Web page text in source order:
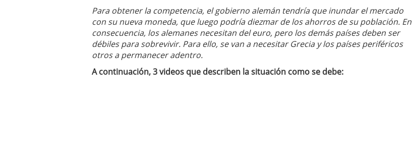
Para obtener la competencia, el gobierno alemán tendría que inundar el mercado
con su nueva moneda, que luego podría diezmar de los ahorros de su población. En
consecuencia, los alemanes necesitan del euro, pero los demás países deben ser
débiles para sobrevivir. Para ello, se van a necesitar Grecia y los países periféricos
otros a permanecer adentro.
A continuación, 3 videos que describen la situación como se debe: